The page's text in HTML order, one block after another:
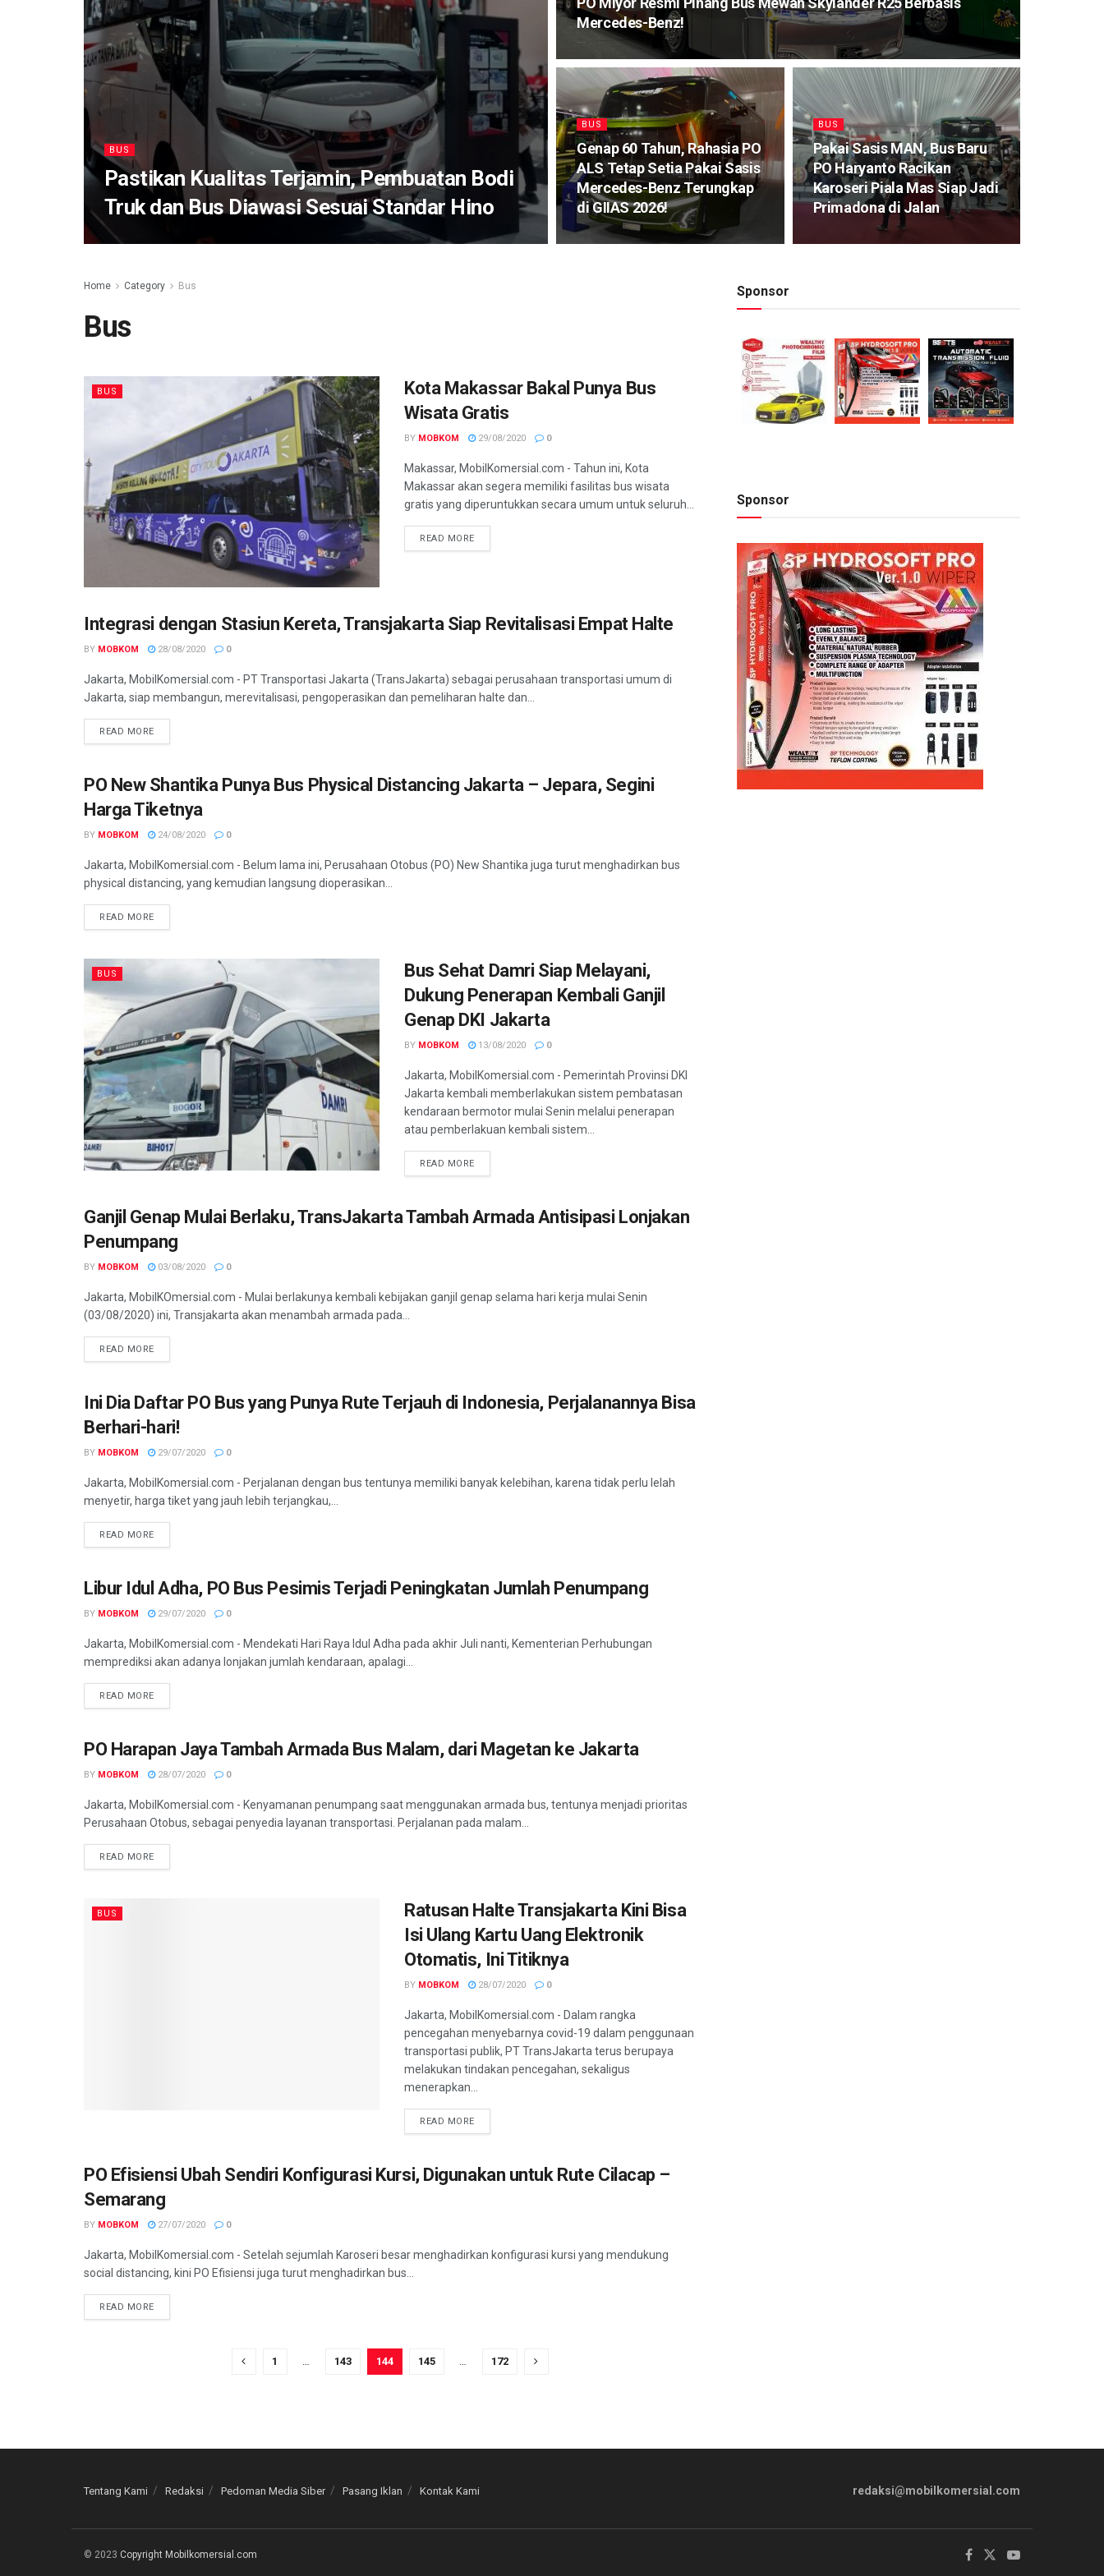
BUS
Pastikan Kualitas Terjamin, Pembuatan Bodi
Truk dan Bus Diawasi Sesuai Standar Hino
Mercedes-Benz!
BUS
Genap 60 Tahun, Rahasia PO
ALS Tetap Setia Pakai Sasis
Mercedes-Benz Terungkap
di GIIAS 2026!
BUS
Pakai Sasis MAN, Bus Baru
PO Haryanto Racikan
Karoseri Piala Mas Siap Jadi
Primadona di Jalan
Home Category Bus
Bus
BUS
Kota Makassar Bakal Punya Bus
Wisata Gratis
BY MOBKOM 29/08/2020 0
Makassar, MobilKomersial.com - Tahun ini, Kota
Makassar akan segera memiliki fasilitas bus wisata
gratis yang diperuntukkan secara umum untuk seluruh...
READ MORE
BUS
Integrasi dengan Stasiun Kereta, Transjakarta Siap Revitalisasi Empat Halte
BY MOBKOM 28/08/2020 0
Jakarta, MobilKomersial.com - PT Transportasi Jakarta (TransJakarta) sebagai perusahaan transportasi umum di
Jakarta, siap membangun, merevitalisasi, pengoperasikan dan pemeliharan halte dan...
READ MORE
BUS
PO New Shantika Punya Bus Physical Distancing Jakarta – Jepara, Segini
Harga Tiketnya
BY MOBKOM 24/08/2020 0
Jakarta, MobilKomersial.com - Belum lama ini, Perusahaan Otobus (PO) New Shantika juga turut menghadirkan bus
physical distancing, yang kemudian langsung dioperasikan...
READ MORE
BUS
Bus Sehat Damri Siap Melayani,
Dukung Penerapan Kembali Ganjil
Genap DKI Jakarta
BY MOBKOM 13/08/2020 0
Jakarta, MobilKomersial.com - Pemerintah Provinsi DKI
Jakarta kembali memberlakukan sistem pembatasan
kendaraan bermotor mulai Senin melalui penerapan
atau pemberlakuan kembali sistem...
READ MORE
BUS
Ganjil Genap Mulai Berlaku, TransJakarta Tambah Armada Antisipasi Lonjakan
Penumpang
BY MOBKOM 03/08/2020 0
Jakarta, MobilKOmersial.com - Mulai berlakunya kembali kebijakan ganjil genap selama hari kerja mulai Senin
(03/08/2020) ini, Transjakarta akan menambah armada pada...
READ MORE
BUS
Ini Dia Daftar PO Bus yang Punya Rute Terjauh di Indonesia, Perjalanannya Bisa
Berhari-hari!
BY MOBKOM 29/07/2020 0
Jakarta, MobilKomersial.com - Perjalanan dengan bus tentunya memiliki banyak kelebihan, karena tidak perlu lelah
menyetir, harga tiket yang jauh lebih terjangkau,...
READ MORE
BUS
Libur Idul Adha, PO Bus Pesimis Terjadi Peningkatan Jumlah Penumpang
BY MOBKOM 29/07/2020 0
Jakarta, MobilKomersial.com - Mendekati Hari Raya Idul Adha pada akhir Juli nanti, Kementerian Perhubungan
memprediksi akan adanya lonjakan jumlah kendaraan, apalagi...
READ MORE
BUS
PO Harapan Jaya Tambah Armada Bus Malam, dari Magetan ke Jakarta
BY MOBKOM 28/07/2020 0
Jakarta, MobilKomersial.com - Kenyamanan penumpang saat menggunakan armada bus, tentunya menjadi prioritas
Perusahaan Otobus, sebagai penyedia layanan transportasi. Perjalanan pada malam...
READ MORE
BUS
Ratusan Halte Transjakarta Kini Bisa
Isi Ulang Kartu Uang Elektronik
Otomatis, Ini Titiknya
BY MOBKOM 28/07/2020 0
Jakarta, MobilKomersial.com - Dalam rangka
pencegahan menyebarnya covid-19 dalam penggunaan
transportasi publik, PT TransJakarta terus berupaya
melakukan tindakan pencegahan, sekaligus
menerapkan...
READ MORE
BUS
PO Efisiensi Ubah Sendiri Konfigurasi Kursi, Digunakan untuk Rute Cilacap –
Semarang
BY MOBKOM 27/07/2020 0
Jakarta, MobilKomersial.com - Setelah sejumlah Karoseri besar menghadirkan konfigurasi kursi yang mendukung
social distancing, kini PO Efisiensi juga turut menghadirkan bus...
READ MORE
1 … 143 144 145 … 172
Sponsor
Sponsor
Tentang Kami Redaksi Pedoman Media Siber Pasang Iklan Kontak Kami redaksi@mobilkomersial.com
© 2023 Copyright Mobilkomersial.com